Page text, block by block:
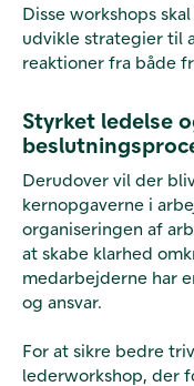
Disse workshops
udvikle strategier til
reaktioner fra både
Styrket ledelse
Derudover vil der
kernopgaverne i
organiseringen af
at skabe klarhed
medarbejderne har
og ansvar.
For at sikre bedre
lederworkshop, der